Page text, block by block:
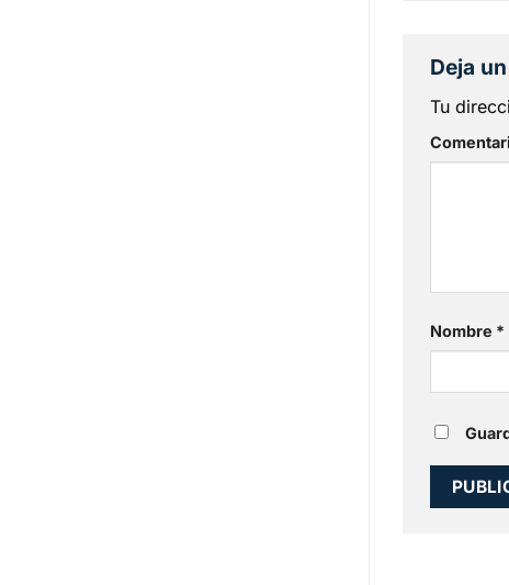
Deja
Tu
Nombre *